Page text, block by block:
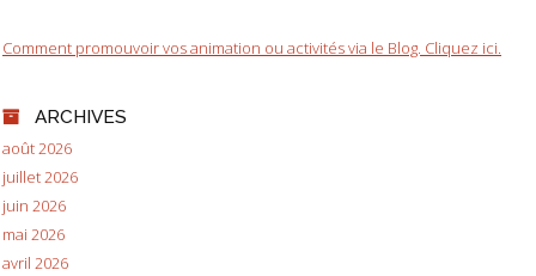
Comment promouvoir vos animation ou activités via le Blog. Cliquez ici.
ARCHIVES
août 2026
juillet 2026
juin 2026
mai 2026
avril 2026